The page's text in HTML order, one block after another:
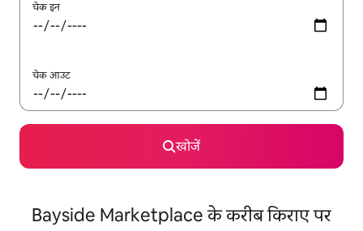
चेक इन
चेक आउट
खोजें
Bayside Marketplace के करीब किराए पर